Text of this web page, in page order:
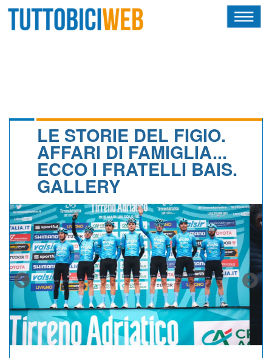
CALENDARIO
ALBI D'ORO
NEWSLETTER
LE STORIE DEL FIGIO.
AFFARI DI FAMIGLIA...
ECCO I FRATELLI BAIS.
GALLERY